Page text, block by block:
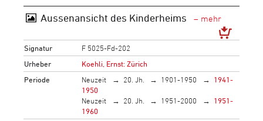
Aussenansicht des Kinderheims
Signatur
F 5025-Fd-202
Urheber
Koehli, Ernst: Zürich
Periode
Neuzeit 20. Jh. 1901-1950
1941-
1950
Neuzeit
20. Jh. 1951-2000
1951-
1960